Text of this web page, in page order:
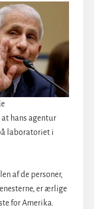
hans agentur
laboratoriet i
af de personer,
er ærlige
for Amerika.